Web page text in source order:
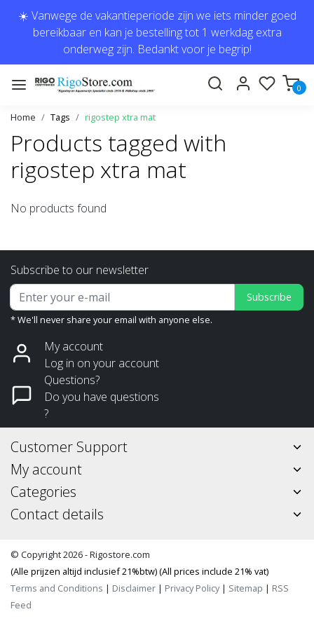
☀️ Vanwege de vakantieperiode zijn we iets minder goed
bereikbaar en kan je bestelling tot 1 werkdag extra
onderweg zijn. Bedankt voor je begrip!
0
Home Tags rigostep xtra mat
Products tagged with
rigostep xtra mat
No products found
Subscribe to our newsletter
Subscribe
* We'll never share your email with anyone else.
My account
Log in on your account
Questions?
Do you have questions
?
Customer Support
My account
Categories
Contact details
© Copyright 2026 - Rigostore.com
(Alle prijzen altijd inclusief 21%btw) (All prices include 21% vat)
Terms and Conditions | Disclaimer | Privacy Policy| Sitemap | RSS
Feed